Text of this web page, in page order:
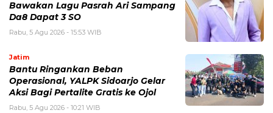
Bawakan Lagu Pasrah Ari Sampang
Da8 Dapat 3 SO
Rabu, 5 Agu 2026 - 15:53 WIB
Jatim
Bantu Ringankan Beban
Operasional, YALPK Sidoarjo Gelar
Aksi Bagi Pertalite Gratis ke Ojol
Rabu, 5 Agu 2026 - 10:21 WIB